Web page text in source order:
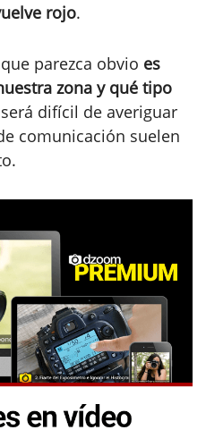
rojo.
parezca obvio es
zona y qué tipo
difícil de averiguar
comunicación suelen